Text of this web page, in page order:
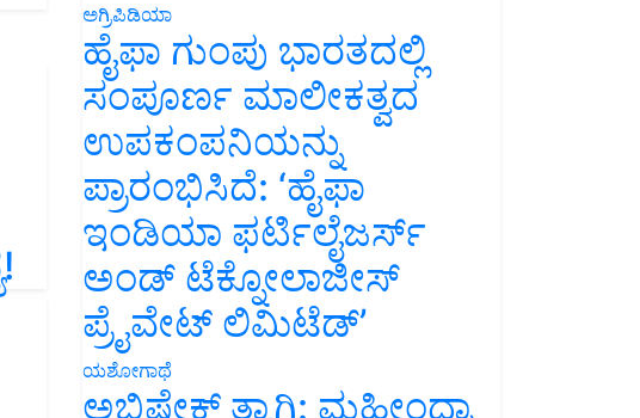
ಅಗ್ರಿಪಿಡಿಯಾ
ಹೈಫಾ ಗುಂಪು ಭಾರತದಲ್ಲಿ
ಸಂಪೂರ್ಣ ಮಾಲೀಕತ್ವದ
ಉಪಕಂಪನಿಯನ್ನು
ಪ್ರಾರಂಭಿಸಿದೆ: ‘ಹೈಫಾ
ಇಂಡಿಯಾ ಫರ್ಟಿಲೈಜರ್ಸ್
ಅಂಡ್ ಟೆಕ್ನೋಲಾಜೀಸ್
ಪ್ರೈವೇಟ್ ಲಿಮಿಟೆಡ್’
ಯಶೋಗಾಥೆ
ಅಭಿಷೇಕ್ ತ್ಯಾಗಿ: ಮಹೀಂದ್ರಾ